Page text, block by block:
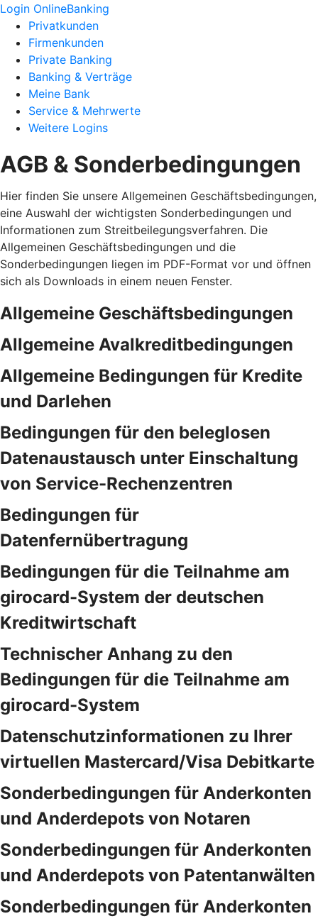
Login OnlineBanking
Privatkunden
Firmenkunden
Private Banking
Banking & Verträge
Meine Bank
Service & Mehrwerte
Weitere Logins
AGB & Sonderbedingungen
Hier finden Sie unsere Allgemeinen Geschäftsbedingungen,
eine Auswahl der wichtigsten Sonderbedingungen und
Informationen zum Streitbeilegungsverfahren. Die
Allgemeinen Geschäftsbedingungen und die
Sonderbedingungen liegen im PDF-Format vor und öffnen
sich als Downloads in einem neuen Fenster.
Allgemeine Geschäftsbedingungen
Allgemeine Avalkreditbedingungen
Allgemeine Bedingungen für Kredite
und Darlehen
Bedingungen für den beleglosen
Datenaustausch unter Einschaltung
von Service-Rechenzentren
Bedingungen für
Datenfernübertragung
Bedingungen für die Teilnahme am
girocard-System der deutschen
Kreditwirtschaft
Technischer Anhang zu den
Bedingungen für die Teilnahme am
girocard-System
Datenschutzinformationen zu Ihrer
virtuellen Mastercard/Visa Debitkarte
Sonderbedingungen für Anderkonten
und Anderdepots von Notaren
Sonderbedingungen für Anderkonten
und Anderdepots von Patentanwälten
Sonderbedingungen für Anderkonten